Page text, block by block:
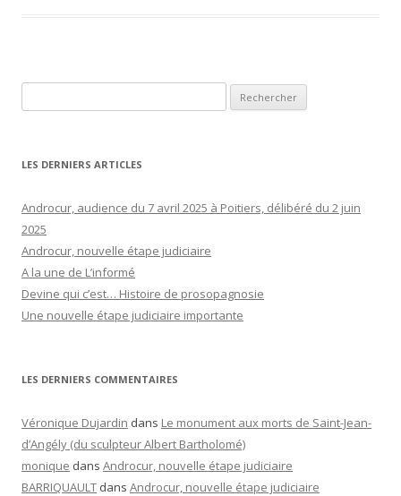
LES DERNIERS ARTICLES
Androcur, audience du 7 avril 2025 à Poitiers, délibéré du 2 juin
2025
Androcur, nouvelle étape judiciaire
A la une de L’informé
Devine qui c’est… Histoire de prosopagnosie
Une nouvelle étape judiciaire importante
LES DERNIERS COMMENTAIRES
Véronique Dujardin dans Le monument aux morts de Saint-Jean-
d’Angély (du sculpteur Albert Bartholomé)
monique dans Androcur, nouvelle étape judiciaire
BARRIQUAULT dans Androcur, nouvelle étape judiciaire